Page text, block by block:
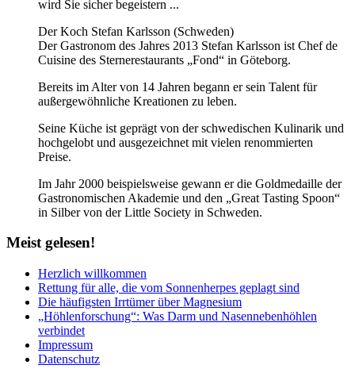
wird Sie sicher begeistern ...
Der Koch Stefan Karlsson (Schweden)
Der Gastronom des Jahres 2013 Stefan Karlsson ist Chef de
Cuisine des Sternerestaurants „Fond“ in Göteborg.
Bereits im Alter von 14 Jahren begann er sein Talent für
außergewöhnliche Kreationen zu leben.
Seine Küche ist geprägt von der schwedischen Kulinarik und
hochgelobt und ausgezeichnet mit vielen renommierten
Preise.
Im Jahr 2000 beispielsweise gewann er die Goldmedaille der
Gastronomischen Akademie und den „Great Tasting Spoon“
in Silber von der Little Society in Schweden.
Meistgelesen!
Herzlich willkommen
Rettung für alle, die vom Sonnenherpes geplagt sind
Die häufigsten Irrtümer über Magnesium
„Höhlenforschung“: Was Darm und Nasennebenhöhlen
verbindet
Impressum
Datenschutz